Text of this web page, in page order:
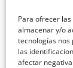
Para ofrecer
almacenar y/o
tecnologías
las
afectar